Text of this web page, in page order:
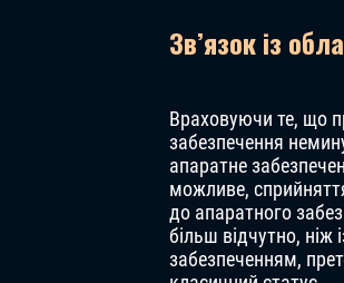
Зв’язок із
Враховуючи те, що
забезпечення
апаратне
можливе,
до апаратного
більш відчутно, ніж
забезпеченням,